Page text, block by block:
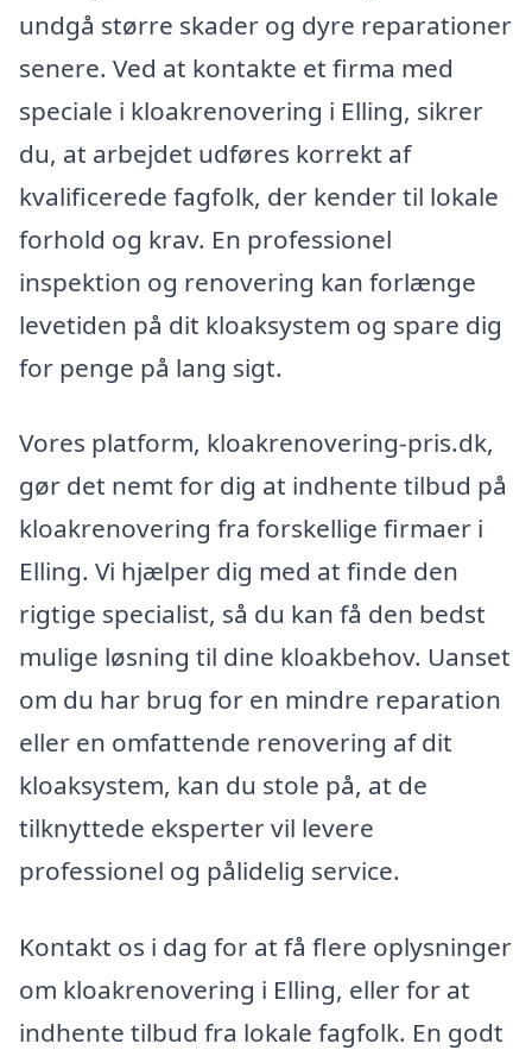
undgå større skader og dyre reparationer
senere. Ved at kontakte et firma med
speciale i kloakrenovering i Elling, sikrer
du, at arbejdet udføres korrekt af
kvalificerede fagfolk, der kender til lokale
forhold og krav. En professionel
inspektion og renovering kan forlænge
levetiden på dit kloaksystem og spare dig
for penge på lang sigt.
Vores platform, kloakrenovering-pris.dk,
gør det nemt for dig at indhente tilbud på
kloakrenovering fra forskellige firmaer i
Elling. Vi hjælper dig med at finde den
rigtige specialist, så du kan få den bedst
mulige løsning til dine kloakbehov. Uanset
om du har brug for en mindre reparation
eller en omfattende renovering af dit
kloaksystem, kan du stole på, at de
tilknyttede eksperter vil levere
professionel og pålidelig service.
Kontakt os i dag for at få flere oplysninger
om kloakrenovering i Elling, eller for at
indhente tilbud fra lokale fagfolk. En godt